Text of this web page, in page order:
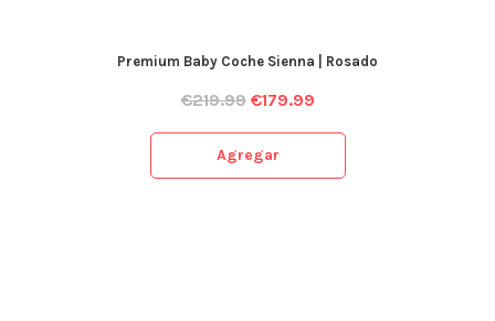
Premium Baby Coche Sienna | Rosado
€219.99 €179.99
Agregar